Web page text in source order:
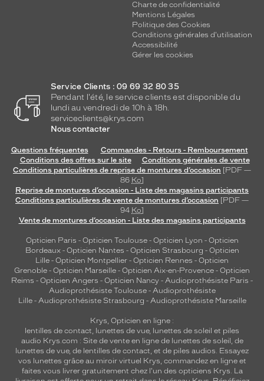
Charte de confidentialité
Mentions Légales
Politique des Cookies
Conditions générales d'utilisation
Accessibilité
Gérer les cookies
Service Clients : 09 69 32 80 35
Pendant l'été, le service clients est disponible du
lundi au vendredi de 10h à 18h.
serviceclients@krys.com
Nous contacter
Questions fréquentes
Commandes - Retours - Remboursement
Conditions des offres sur le site
Conditions générales de vente
Conditions particulières de reprise de montures d’occasion [PDF —
86 Ko]
Reprise de montures d’occasion - Liste des magasins participants
Conditions particulières de vente de montures d’occasion [PDF —
94 Ko]
Vente de montures d’occasion - Liste des magasins participants
Opticien Paris - Opticien Toulouse- Opticien Lyon - Opticien
Bordeaux- Opticien Nantes - Opticien Strasbourg - Opticien
Lille - Opticien Montpellier - Opticien Rennes - Opticien
Grenoble - Opticien Marseille - Opticien Aix-en-Provence - Opticien
Reims - Opticien Angers - Opticien Nancy - Audioprothésiste Paris -
Audioprothésiste Toulouse- Audioprothésiste
Lille- Audioprothésiste Strasbourg - Audioprothésiste Marseille
Krys, Opticien en ligne :
lentilles de contact, lunettes de vue, lunettes de soleil et piles
audio Krys.com : Site de vente en ligne de lunettes de soleil, de
lunettes de vue, de lentilles de contact, et de piles audios. Essayez
vos lunettes grâce au miroir virtuel Krys, commandez en ligne et
faites vous livrer gratuitement chez l'un des opticiens Krys. La